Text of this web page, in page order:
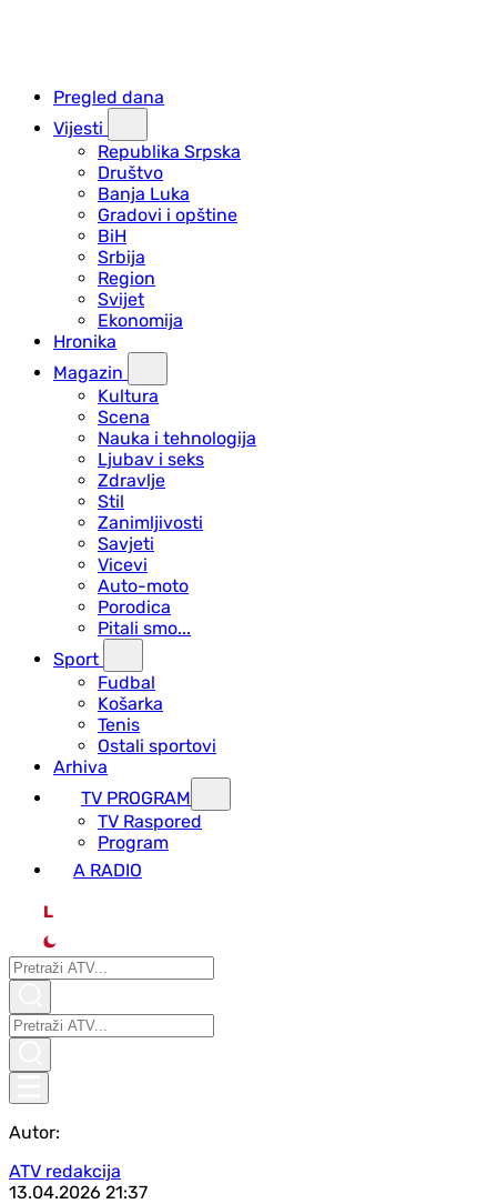
Pregled dana
Vijesti
Republika Srpska
Društvo
Banja Luka
Gradovi i opštine
BiH
Srbija
Region
Svijet
Ekonomija
Hronika
Magazin
Kultura
Scena
Nauka i tehnologija
Ljubav i seks
Zdravlje
Stil
Zanimljivosti
Savjeti
Vicevi
Auto-moto
Porodica
Pitali smo...
Sport
Fudbal
Košarka
Tenis
Ostali sportovi
Arhiva
TV PROGRAM
ТV Raspored
Program
A RADIO
L
Autor:
ATV redakcija
13.04.2026 21:37